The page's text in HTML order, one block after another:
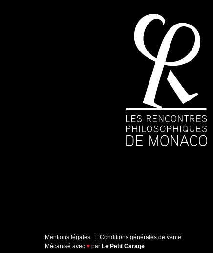
Mentions légales
Conditions générales de vente
Mécanisé avec ♥ par Le Petit Garage